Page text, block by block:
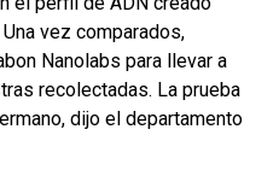
vez comparados,
Nanolabs para llevar a
recolectadas. La prueba
dijo el departamento